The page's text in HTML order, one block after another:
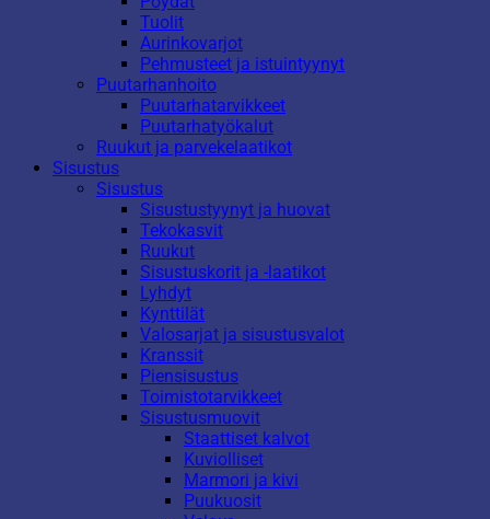
Tuolit
Aurinkovarjot
Pehmusteet ja istuintyynyt
Puutarhanhoito
Puutarhatarvikkeet
Puutarhatyökalut
Ruukut ja parvekelaatikot
Sisustus
Sisustus
Sisustustyynyt ja huovat
Tekokasvit
Ruukut
Sisustuskorit ja -laatikot
Lyhdyt
Kynttilät
Valosarjat ja sisustusvalot
Kranssit
Piensisustus
Toimistotarvikkeet
Sisustusmuovit
Staattiset kalvot
Kuviolliset
Marmori ja kivi
Puukuosit